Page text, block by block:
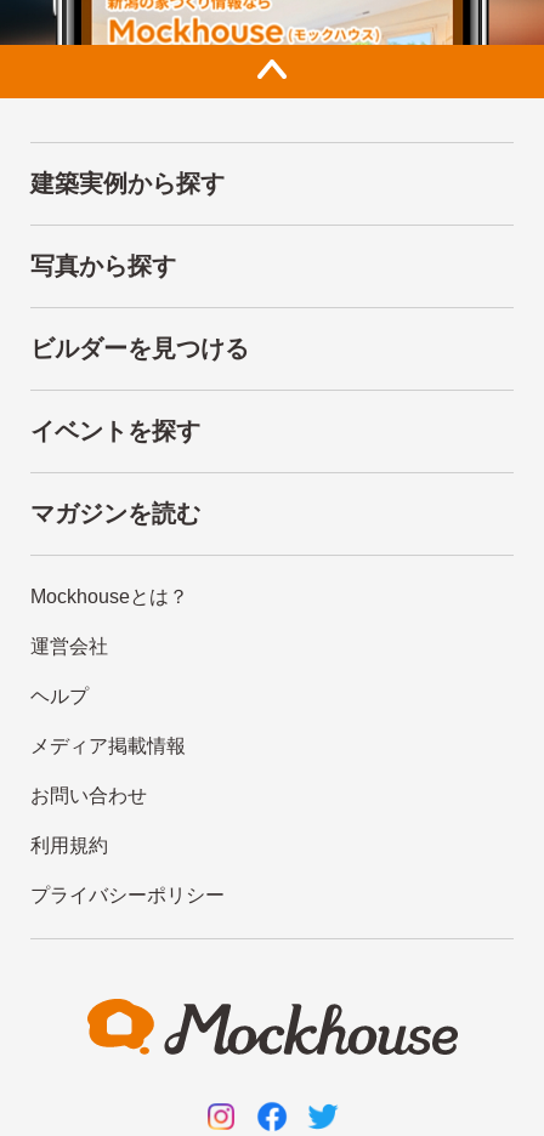
建築実例から探す
写真から探す
ビルダーを見つける
イベントを探す
マガジンを読む
Mockhouseとは？
運営会社
ヘルプ
メディア掲載情報
お問い合わせ
利用規約
プライバシーポリシー